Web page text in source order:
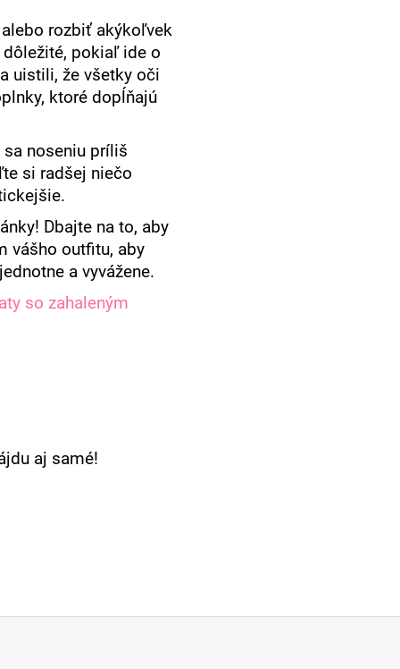
rozbiť akýkoľvek
pokiaľ ide o
uistili, že všetky oči
ktoré dopĺňajú
noseniu príliš
si radšej niečo
Dbajte na to, aby
vášho outfitu, aby
a vyvážene.
so zahaleným
aj samé!